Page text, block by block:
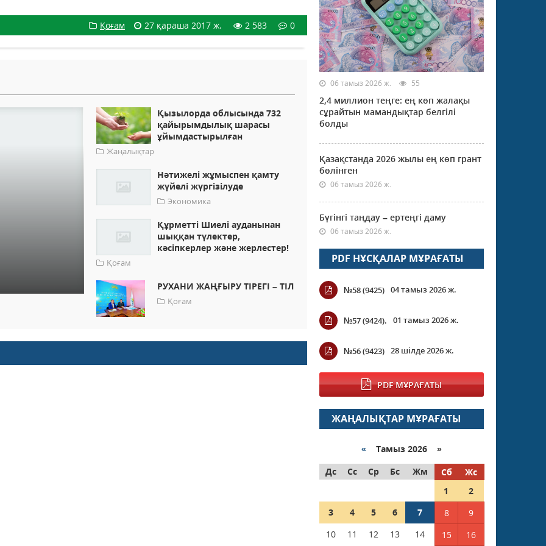
Қоғам 27 қараша 2017 ж. 2 583 0
Қызылорда облысында 732
қайырымдылық шарасы
ұйымдастырылған
Жаңалықтар
Нәтижелі жұмыспен қамту
жүйелі жүргізілуде
Экономика
Құрметті Шиелі ауданынан
шыққан түлектер,
кәсіпкерлер және жерлестер!
Қоғам
РУХАНИ ЖАҢҒЫРУ ТІРЕГІ – ТІЛ
Қоғам
06 тамыз 2026 ж. 55
2,4 миллион теңге: ең көп жалақы
сұрайтын мамандықтар белгілі
болды
Қазақстанда 2026 жылы ең көп грант
бөлінген
06 тамыз 2026 ж.
Бүгінгі таңдау – ертеңгі даму
06 тамыз 2026 ж.
PDF НҰСҚАЛАР МҰРАҒАТЫ
№58 (9425) 04 тамыз 2026 ж.
№57 (9424). 01 тамыз 2026 ж.
№56 (9423) 28 шілде 2026 ж.
PDF МҰРАҒАТЫ
ЖАҢАЛЫҚТАР МҰРАҒАТЫ
« Тамыз 2026 »
Дс
Сс Ср Бс Жм Сб
Жс
1
2
3
4 5 6 7 8
9
10
11 12 13 14 15 16